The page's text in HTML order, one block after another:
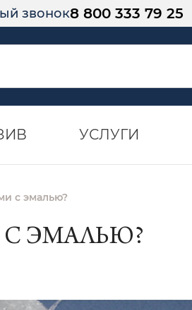
звонок8 800 333 79 25
УСЛУГИ
с эмалью?
С ЭМАЛЬЮ?